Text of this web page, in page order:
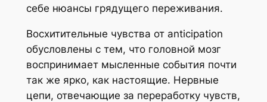
себе нюансы грядущего переживания.
Восхитительные чувства от anticipation
обусловлены с тем, что головной мозг
воспринимает мысленные события почти
так же ярко, как настоящие. Нервные
цепи, отвечающие за переработку чувств,